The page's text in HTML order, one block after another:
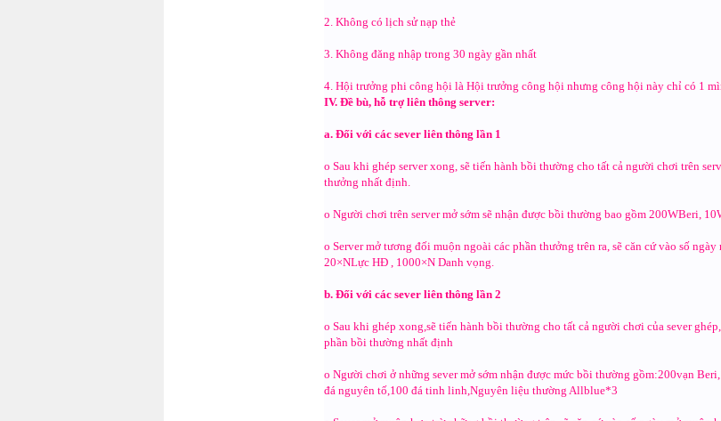
2. Không có lịch sử nạp thẻ
3. Không đăng nhập trong 30 ngày gần nhất
4. Hội trưởng phi công hội là Hội trưởng công hội nhưng công hội này chỉ có 1
IV. Đề bù, hỗ trợ liên thông server:
a. Đối với các sever liên thông lần 1
o Sau khi ghép server xong, sẽ tiến hành bồi thường cho tất cả người chơi trên
thưởng nhất định.
o Người chơi trên server mở sớm sẽ nhận được bồi thường bao gồm 200WBeri,
o Server mở tương đối muộn ngoài các phần thưởng trên ra, sẽ căn cứ vào số
20×NLực HĐ , 1000×N Danh vọng.
b. Đối với các sever liên thông lần 2
o Sau khi ghép xong,sẽ tiến hành bồi thường cho tất cả người chơi của sever
phần bồi thường nhất định
o Người chơi ở những sever mở sớm nhận được mức bồi thường gồm:200vạn
đá nguyên tố,100 đá tinh linh,Nguyên liệu thường Allblue*3